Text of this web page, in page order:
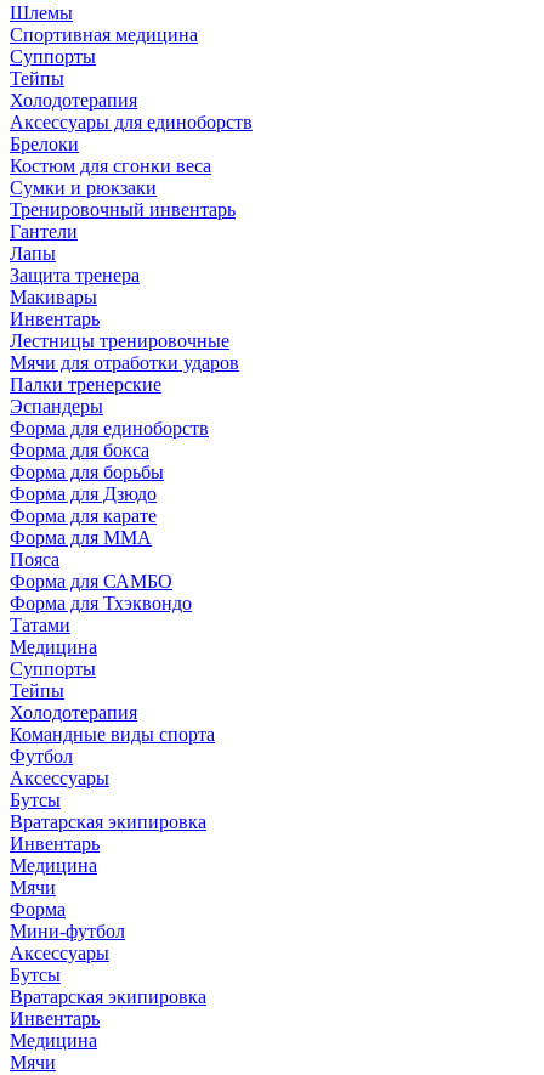
Шлемы
Спортивная медицина
Суппорты
Тейпы
Холодотерапия
Аксессуары для единоборств
Брелоки
Костюм для сгонки веса
Сумки и рюкзаки
Тренировочный инвентарь
Гантели
Лапы
Защита тренера
Макивары
Инвентарь
Лестницы тренировочные
Мячи для отработки ударов
Палки тренерские
Эспандеры
Форма для единоборств
Форма для бокса
Форма для борьбы
Форма для Дзюдо
Форма для карате
Форма для MMA
Пояса
Форма для САМБО
Форма для Тхэквондо
Татами
Медицина
Суппорты
Тейпы
Холодотерапия
Командные виды спорта
Футбол
Аксессуары
Бутсы
Вратарская экипировка
Инвентарь
Медицина
Мячи
Форма
Мини-футбол
Аксессуары
Бутсы
Вратарская экипировка
Инвентарь
Медицина
Мячи